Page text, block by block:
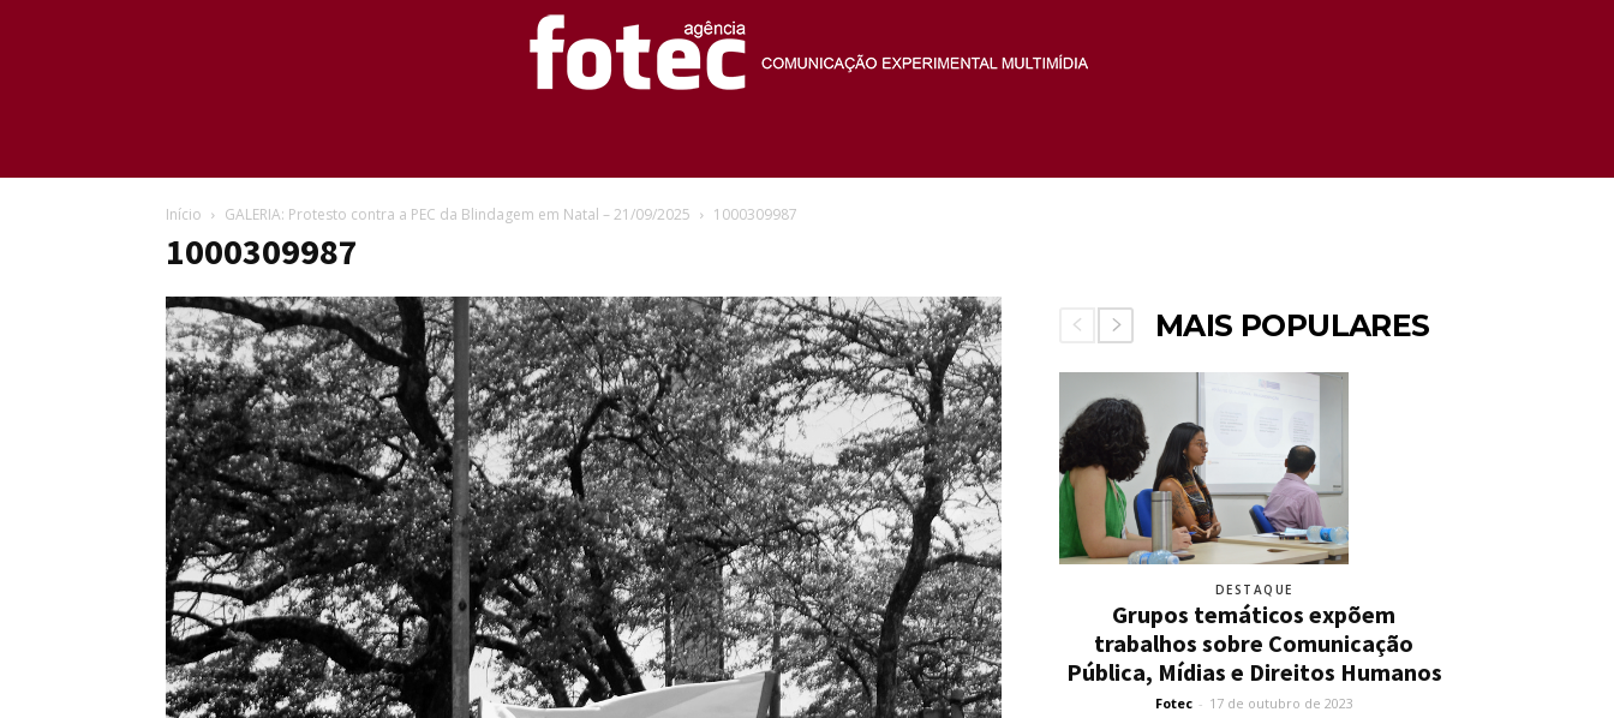
Fotec
Início GALERIA: Protesto contra a PEC da Blindagem em Natal – 21/09/2025 1000309987
1000309987
MAIS POPULARES
DESTAQUE
Grupos temáticos expõem
trabalhos sobre Comunicação
Pública, Mídias e Direitos Humanos
Fotec - 17 de outubro de 2023